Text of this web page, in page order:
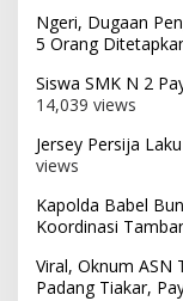
Ngeri, Dugaan
5 Orang
Siswa SMK N 2
14,039 views
Jersey Persija
views
Kapolda Babel
Koordinasi
Viral, Oknum ASN
Padang Tiakar,